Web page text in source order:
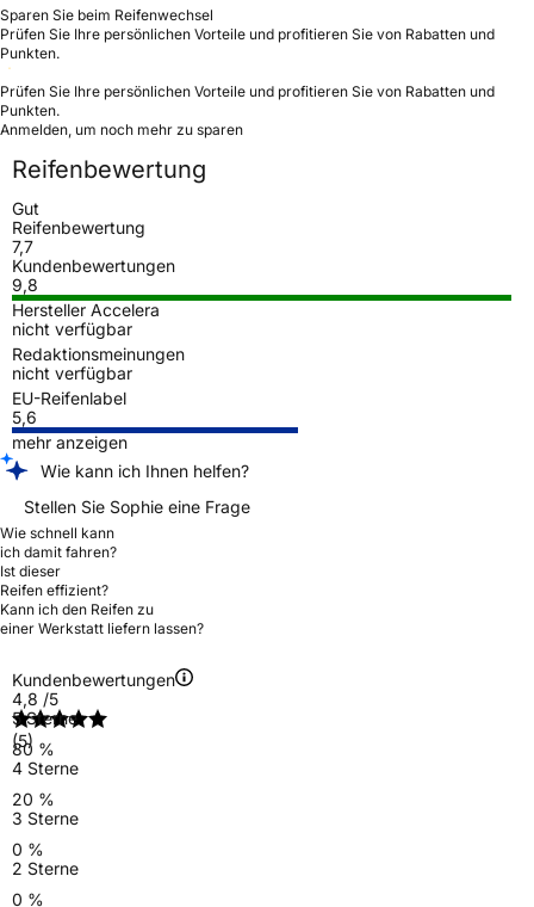
Sparen Sie beim Reifenwechsel
Prüfen Sie Ihre persönlichen Vorteile und profitieren Sie von Rabatten und
Punkten.
Prüfen Sie Ihre persönlichen Vorteile und profitieren Sie von Rabatten und
Punkten.
Anmelden, um noch mehr zu sparen
Reifenbewertung
Gut
Reifenbewertung
7,7
Kundenbewertungen
9,8
Hersteller Accelera
nicht verfügbar
Redaktionsmeinungen
nicht verfügbar
EU-Reifenlabel
5,6
mehr anzeigen
Wie kann ich Ihnen helfen?
Stellen Sie Sophie eine Frage
Wie schnell kann
ich damit fahren?
Ist dieser
Reifen effizient?
Kann ich den Reifen zu
einer Werkstatt liefern lassen?
Kundenbewertungen
4,8 /5
(5)
5 Sterne
80 %
4 Sterne
20 %
3 Sterne
0 %
2 Sterne
0 %